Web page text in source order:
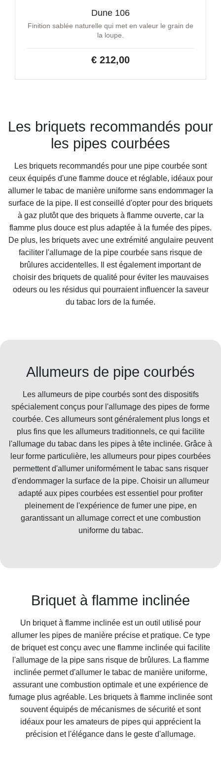
Dune 106
Finition sablée naturelle qui met en valeur le grain de
la loupe.
€ 212,00
Les briquets recommandés pour
les pipes courbées
Les briquets recommandés pour une pipe courbée sont
ceux équipés d'une flamme douce et réglable, idéaux pour
allumer le tabac de manière uniforme sans endommager la
surface de la pipe. Il est conseillé d'opter pour des briquets
à gaz plutôt que des briquets à flamme ouverte, car la
flamme plus douce est plus adaptée à la fumée des pipes.
De plus, les briquets avec une extrémité angulaire peuvent
faciliter l'allumage de la pipe courbée sans risque de
brûlures accidentelles. Il est également important de
choisir des briquets de qualité pour éviter les mauvaises
odeurs ou les résidus qui pourraient influencer la saveur
du tabac lors de la fumée.
Allumeurs de pipe courbés
Les allumeurs de pipe courbés sont des dispositifs
spécialement conçus pour l'allumage des pipes de forme
courbée. Ces allumeurs sont généralement plus longs et
plus fins que les allumeurs traditionnels, ce qui facilite
l'allumage du tabac dans les pipes à tête inclinée. Grâce à
leur forme particulière, les allumeurs pour pipes courbées
permettent d'allumer uniformément le tabac sans risquer
d'endommager la surface de la pipe. Choisir un allumeur
adapté aux pipes courbées est essentiel pour profiter
pleinement de l'expérience de fumer une pipe, en
garantissant un allumage correct et une combustion
uniforme du tabac.
Briquet à flamme inclinée
Un briquet à flamme inclinée est un outil utilisé pour
allumer les pipes de manière précise et pratique. Ce type
de briquet est conçu avec une flamme inclinée qui facilite
l'allumage de la pipe sans risque de brûlures. La flamme
inclinée permet d'allumer le tabac de manière uniforme,
assurant une combustion optimale et une expérience de
fumage plus agréable. Les briquets à flamme inclinée sont
souvent équipés de mécanismes de sécurité et sont
idéaux pour les amateurs de pipes qui apprécient la
précision et l'élégance dans le geste d'allumage.